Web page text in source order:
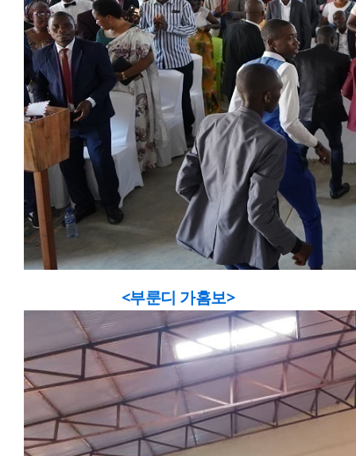
<부룬디 가홈보>